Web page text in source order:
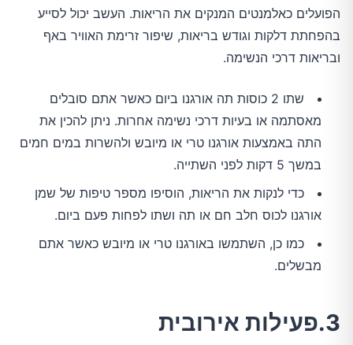
הפועלים כאלמנטים המנקים את הריאות. העשב יכול לסייע
בהפחתת דלקות וגודש בריאות, שיפור זרימת האוויר באף
ובריאות דרכי הנשימה.
שתו 2 כוסות תה אורגנו ביום כאשר אתם סובלים
מאסתמה או בעיות דרכי נשימה אחרות. ניתן להכין את
התה באמצעות אורגנו טרי או מיובש ולהשרות במים חמים
במשך 5 דקות לפני השתייה.
כדי לנקות את הריאות, הוסיפו מספר טיפות של שמן
אורגנו לכוס חלב חם או תה ושתו לפחות פעם ביום.
כמו כן, השתמשו באורגנו טרי או מיובש כאשר אתם
מבשלים.
3.פעילות אירובית